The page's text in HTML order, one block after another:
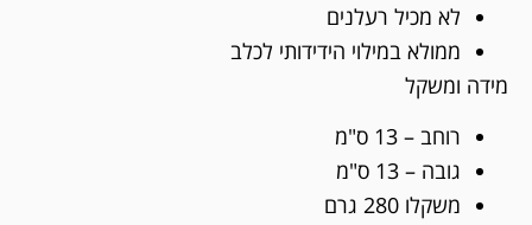
לא מכיל רעלנים
ממולא במילוי הידידותי לכלב
מידה ומשקל
רוחב – 13 ס"מ
גובה – 13 ס"מ
משקלו 280 גרם